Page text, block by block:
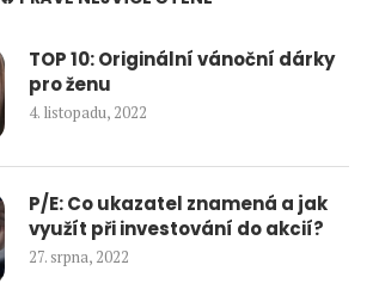
TOP 10: Originální vánoční dárky
pro ženu
4. listopadu, 2022
P/E: Co ukazatel znamená a jak
využít při investování do akcií?
27. srpna, 2022